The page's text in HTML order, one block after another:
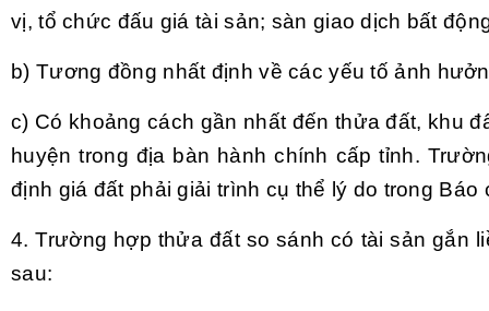
vị, tổ chức đấu giá tài sản; sàn giao dịch bất
b) Tương đồng nhất định về các yếu tố ảnh
c) Có khoảng cách gần nhất đến thửa đất, khu
huyện trong địa bàn hành chính cấp tỉnh.
định giá đất phải giải trình cụ thể lý do trong
4. Trường hợp thửa đất so sánh có tài sản gắn
sau: